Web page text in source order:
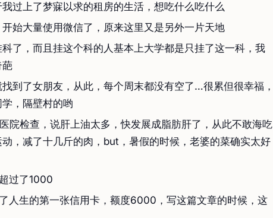
过上了梦寐以求的租房的生活，想吃什么吃什么
始大量使用微信了，原来这里又是另外一片天地
了，而且挂这个科的人基本上大学都是只挂了这一科，我
葩
到了女朋友，从此，每个周末都没有空了…很累但很幸福，
，隔壁村的哟
院检查，说肝上油太多，快发展成脂肪肝了，从此不敢海吃
，减了十几斤的肉，but，暑假的时候，老婆的菜确实太好
过了1000
人生的第一张信用卡，额度6000，写这篇文章的时候，这